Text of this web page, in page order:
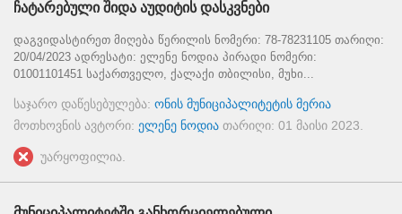
ჩატარებული შიდა აუდიტის დასკვნები
დაგვიდასტირეთ მიღება წერილის ნომერი: 78-78231105 თარიღი:
20/04/2023 ადრესატი: ელენე ნოდია პირადი ნომერი:
01001101451 საქართველო, ქალაქი თბილისი, მუხი...
საჯარო დაწესებულება: ონის მუნიციპალიტეტის მერია
მოთხოვნის ავტორი: ელენე ნოდია თარიღი: 01 მაისი 2023.
უარყოფილია.